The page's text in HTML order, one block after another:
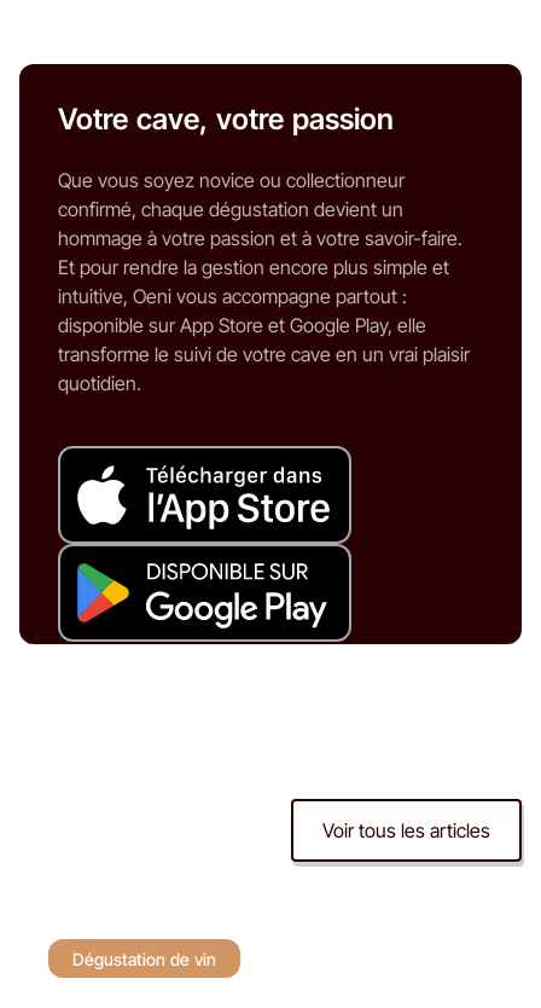
Votre cave, votre passion
Que vous soyez novice ou collectionneur
confirmé, chaque dégustation devient un
hommage à votre passion et à votre savoir-faire.
Et pour rendre la gestion encore plus simple et
intuitive, Oeni vous accompagne partout :
disponible sur App Store et Google Play, elle
transforme le suivi de votre cave en un vrai plaisir
quotidien.
Voir tous les articles
Dégustation de vin